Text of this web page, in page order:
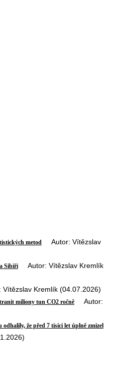
metod Autor: Vítězslav
Sibiři Autor: Vítězslav Kremlík
Kremlík (04.07.2026)
miliony tun CO2 ročně Autor:
že před 7 tisíci let úplně zmizel